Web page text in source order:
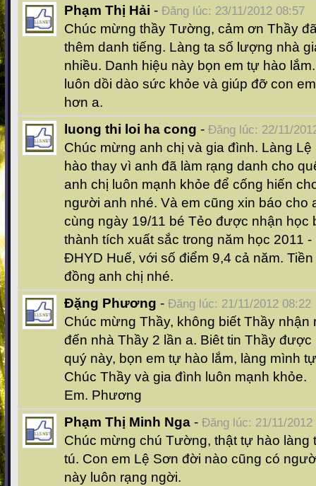
Phạm Thị Hải - Đăng lúc: 23/11/2012 08:57
Chúc mừng thầy Tường, cảm ơn Thầy
thêm danh tiếng. Làng ta số lượng nhà
nhiều. Danh hiệu này bọn em tự hào
luôn dồi dào sức khỏe và giúp đỡ con
hơn a.
luong thi loi ha cong - Đăng lúc: 22/11/
Chúc mừng anh chị và gia đình. Làng
hào thay vì anh đã làm rạng danh cho
anh chị luôn mạnh khỏe để cống hiến
người anh nhé. Và em cũng xin báo cho
cùng ngày 19/11 bé Tẻo được nhận học
thành tích xuất sắc trong năm học 2011
ĐHYD Huế, với số điểm 9,4 cả năm.
đồng anh chị nhé.
Đặng Phương - Đăng lúc: 21/11/2012 08:22
Chúc mừng Thầy, không biết Thầy nhận
đến nhà Thầy 2 lần a. Biêt tin Thầy
quý này, bọn em tự hào lắm, làng mình
Chúc Thầy và gia đình luôn mạnh khỏe.
Em. Phương
Phạm Thị Minh Nga - Đăng lúc: 21/11/2012
Chúc mừng chú Tường, thật tự hào làng
tú. Con em Lệ Sơn đời nào cũng có
này luôn rạng ngời.